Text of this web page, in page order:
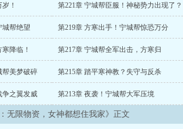
有无限物资可以兑换。末世，对别人是地狱，
消婚礼，把未婚妻扫地出门！物资不够？他反
！
湖，淡水根本用不完！为了食物自相残杀？他
顶级红酒！
！ 第221章 宁城帮臣服！神秘势力出现了？
城帮绝望 第219章 方寒出手！宁城帮惊恐万分
降临！ 第217章 宁城帮全军出击，方寒归
帮美梦破碎 第215章 踏平寒神教？失守与反杀
争之翼发威 第213章 夜袭！宁城帮大军压境
：无限物资，女神都想住我家》正文